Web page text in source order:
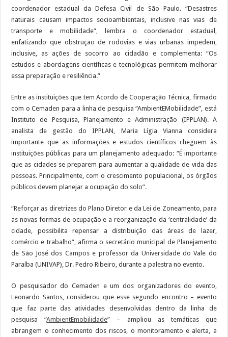
coordenador estadual da Defesa Civil de São Paulo. “Desastres
naturais causam impactos socioambientais, inclusive nas vias de
transporte e mobilidade”, lembra o coordenador estadual,
enfatizando que obstrução de rodovias e vias urbanas impedem,
inclusive, as ações de socorro ao cidadão e complementa: “Os
estudos e abordagens científicas e tecnológicas permitem melhorar
essa preparação e resiliência.”
Entre as instituições que tem Acordo de Cooperação Técnica, firmado
com o Cemaden para a linha de pesquisa “AmbientEMobilidade”, está
Instituto de Pesquisa, Planejamento e Administração (IPPLAN). A
analista de gestão do IPPLAN, Maria Lígia Vianna considera
importante que as informações e estudos científicos cheguem às
instituições públicas para um planejamento adequado: “É importante
que as cidades se preparem para aumentar a qualidade de vida das
pessoas. Principalmente, com o crescimento populacional, os órgãos
públicos devem planejar a ocupação do solo”.
“Reforçar as diretrizes do Plano Diretor e da Lei de Zoneamento, para
as novas formas de ocupação e a reorganização da ‘centralidade’ da
cidade, possibilita repensar a distribuição das áreas de lazer,
comércio e trabalho”, afirma o secretário municipal de Planejamento
de São José dos Campos e professor da Universidade do Vale do
Paraíba (UNIVAP), Dr. Pedro Ribeiro, durante a palestra no evento.
O pesquisador do Cemaden e um dos organizadores do evento,
Leonardo Santos, considerou que esse segundo encontro – evento
que faz parte das atividades desenvolvidas dentro da linha de
pesquisa“AmbientEmobilidade” – ampliou as temáticas que
abrangem o conhecimento dos riscos, o monitoramento e alerta, a